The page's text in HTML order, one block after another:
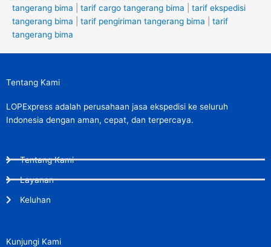
tangerang bima
tarif cargo tangerang bima
tarif ekspedisi
tangerang bima
tarif pengiriman tangerang bima
tarif
tangerang bima
Tentang Kami
LOPExpress adalah perusahaan jasa ekspedisi ke seluruh
Indonesia dengan aman, cepat, dan terpercaya.
Tentang Kami
Layanan
Keluhan
Kunjungi Kami